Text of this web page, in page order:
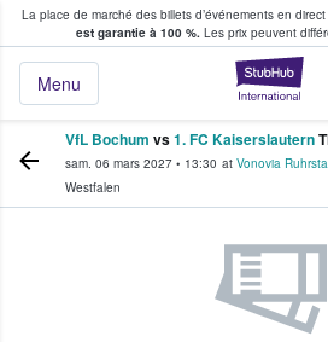
La place de marché des billets d’événements en
est garantie à 100 %. Les prix peuvent
Menu
fans achètent et
VfL Bochum vs1. FC Kaiserslautern
sam. 06 mars 2027 • 13:30 at Vonovia
Westfalen